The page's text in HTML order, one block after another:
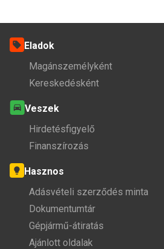
Eladok
Magánszemélyként
Kereskedésként
Veszek
Hirdetésfigyelő
Finanszírozás
Hasznos
Adásvételi szerződés minta
Dokumentumtár
Gépjármű-átiratás
Ajánlott oldalak